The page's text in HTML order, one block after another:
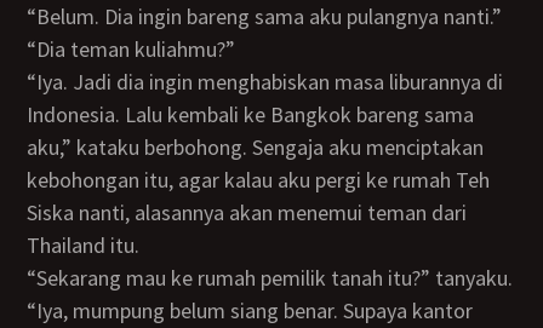
“Belum. Dia ingin bareng sama aku pulangnya nanti.”
“Dia teman kuliahmu?”
“Iya. Jadi dia ingin menghabiskan masa liburannya di
Indonesia. Lalu kembali ke Bangkok bareng sama
aku,” kataku berbohong. Sengaja aku menciptakan
kebohongan itu, agar kalau aku pergi ke rumah Teh
Siska nanti, alasannya akan menemui teman dari
Thailand itu.
“Sekarang mau ke rumah pemilik tanah itu?” tanyaku.
“Iya, mumpung belum siang benar. Supaya kantor